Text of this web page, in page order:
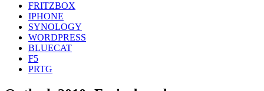
FRITZBOX
IPHONE
SYNOLOGY
WORDPRESS
BLUECAT
F5
PRTG